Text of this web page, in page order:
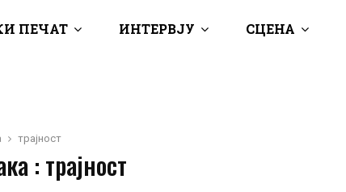
ПЕЧАТ ИНТЕРВЈУ СЦЕНА
трајност
: трајност